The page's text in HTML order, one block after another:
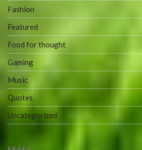
Fashion
Featured
Food for thought
Gaming
Music
Quotes
Uncategorized